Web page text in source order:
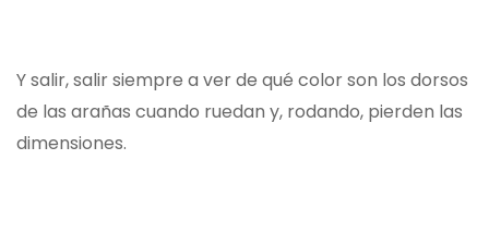
Y salir, salir siempre a ver de qué color son los dorsos
de las arañas cuando ruedan y, rodando, pierden las
dimensiones.